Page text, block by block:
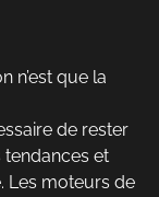
n’est que la
de rester
et
Les moteurs de